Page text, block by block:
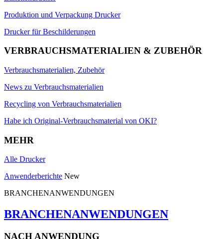
Produktion und Verpackung Drucker
Drucker für Beschilderungen
VERBRAUCHSMATERIALIEN & ZUBEHÖR
Verbrauchsmaterialien, Zubehör
News zu Verbrauchsmaterialien
Recycling von Verbrauchsmaterialien
Habe ich Original-Verbrauchsmaterial von OKI?
MEHR
Alle Drucker
Anwenderberichte New
BRANCHENANWENDUNGEN
BRANCHENANWENDUNGEN
NACH ANWENDUNG